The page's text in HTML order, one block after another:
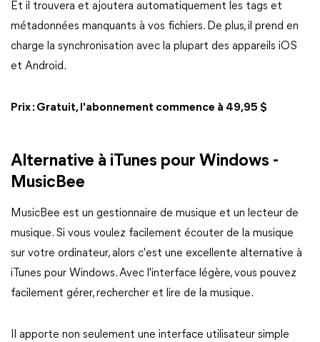
Et il trouvera et ajoutera automatiquement les tags et
métadonnées manquants à vos fichiers. De plus, il prend en
charge la synchronisation avec la plupart des appareils iOS
et Android.
Prix : Gratuit, l'abonnement commence à 49,95 $
Alternative à iTunes pour Windows -
MusicBee
MusicBee est un gestionnaire de musique et un lecteur de
musique. Si vous voulez facilement écouter de la musique
sur votre ordinateur, alors c'est une excellente alternative à
iTunes pour Windows. Avec l'interface légère, vous pouvez
facilement gérer, rechercher et lire de la musique.
Il apporte non seulement une interface utilisateur simple